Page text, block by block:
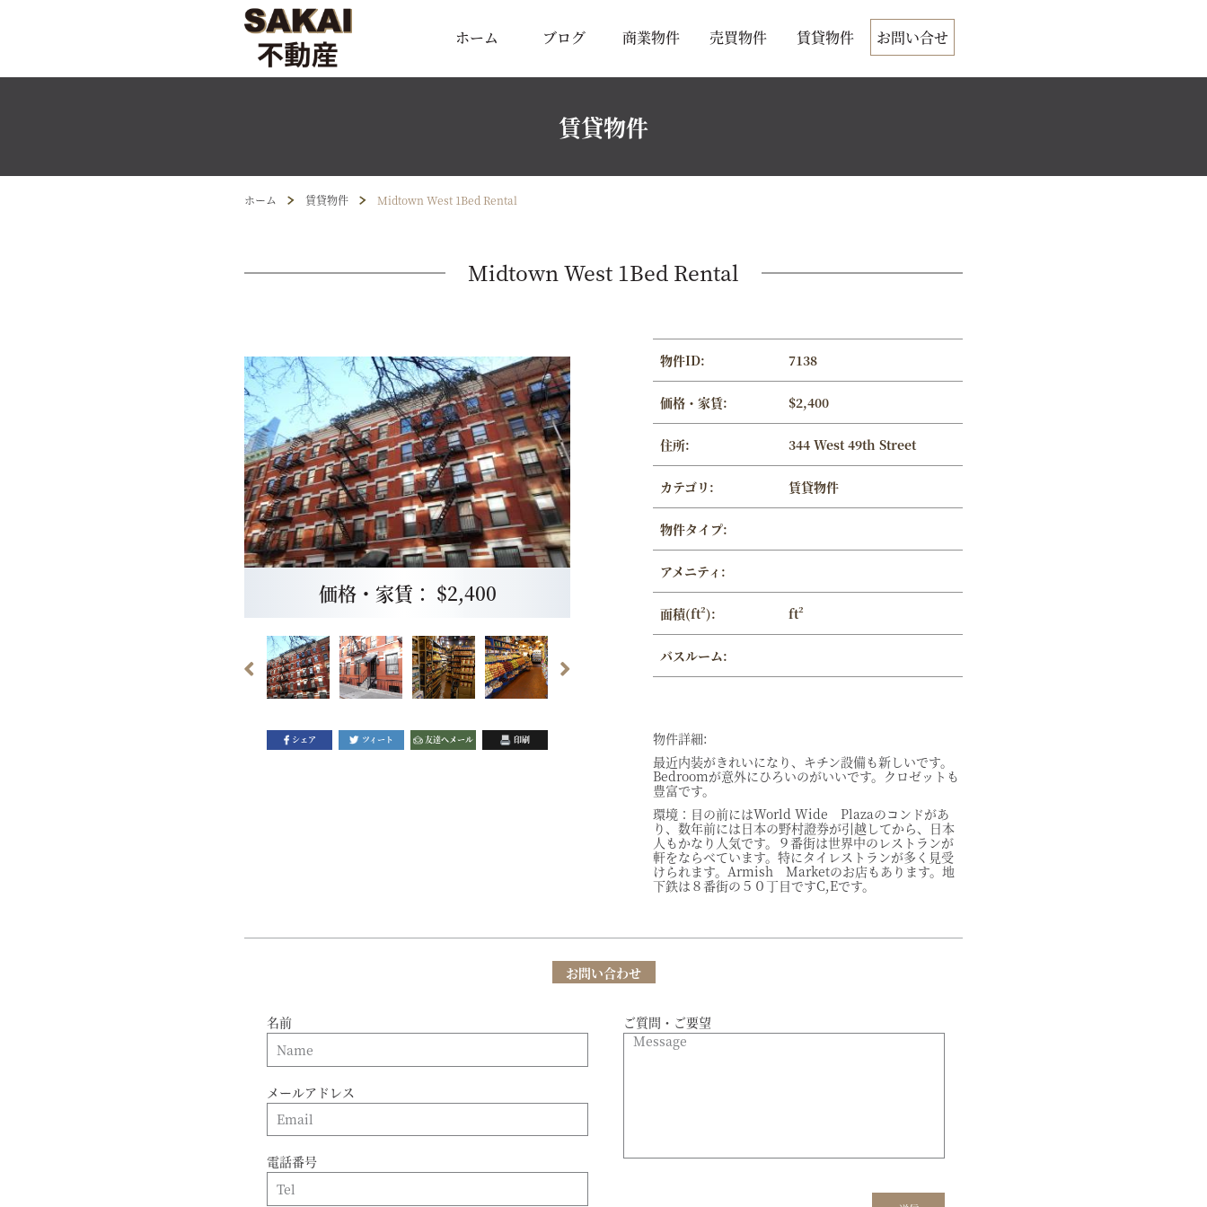
ホーム ブログ 商業物件 売買物件 賃貸物件 お問い合せ
賃貸物件
ホーム 賃貸物件 Midtown West 1Bed Rental
Midtown West 1Bed Rental
価格・家賃： $2,400
シェア ツィート 友達へメール 印刷
物件ID: 7138
価格・家賃: $2,400
住所: 344 West 49th Street
カテゴリ: 賃貸物件
物件タイプ:
アメニティ:
面積(ft²): ft²
バスルーム:
物件詳細:
最近内装がきれいになり、キチン設備も新しいです。
Bedroomが意外にひろいのがいいです。クロゼットも
豊富です。
環境：目の前にはWorld Wide Plazaのコンドがあ
り、数年前には日本の野村證券が引越してから、日本
人もかなり人気です。９番街は世界中のレストランが
軒をならべています。特にタイレストランが多く見受
けられます。Armish Marketのお店もあります。地
下鉄は８番街の５０丁目ですC,Eです。
お問い合わせ
名前
メールアドレス
電話番号
ご質問・ご要望